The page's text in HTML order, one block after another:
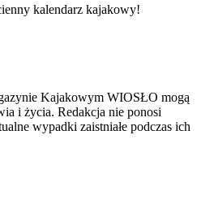
kalendarz kajakowy!
Kajakowym WIOSŁO mogą
i życia. Redakcja nie ponosi
wypadki zaistniałe podczas ich